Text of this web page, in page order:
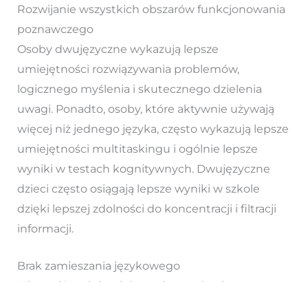
Rozwijanie wszystkich obszarów funkcjonowania
poznawczego
Osoby dwujęzyczne wykazują lepsze
umiejętności rozwiązywania problemów,
logicznego myślenia i skutecznego dzielenia
uwagi. Ponadto, osoby, które aktywnie używają
więcej niż jednego języka, często wykazują lepsze
umiejętności multitaskingu i ogólnie lepsze
wyniki w testach kognitywnych. Dwujęzyczne
dzieci często osiągają lepsze wyniki w szkole
dzięki lepszej zdolności do koncentracji i filtracji
informacji.
Brak zamieszania językowego